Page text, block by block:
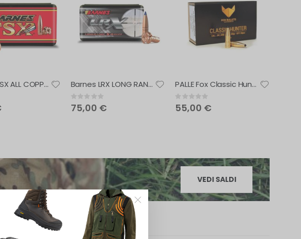
BARNES TSX ALL COPPER HUNTING BULLET Barnes LRX LONG RANGE X BULLET
Rating:
0%
75,00 €
PALLE Fox Classic Hunter Bullets 8 mm ( .323 ) – 160 gr 50 PZ.
Rating:
0%
55,00 €
VEDI SALDI